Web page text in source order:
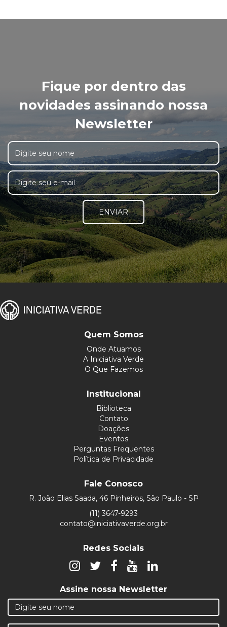
Fique por dentro das
novidades assinando nossa
Newsletter
ENVIAR
Quem Somos
Onde Atuamos
A Iniciativa Verde
O Que Fazemos
Institucional
Biblioteca
Contato
Doações
Eventos
Perguntas Frequentes
Política de Privacidade
Fale Conosco
R. João Elias Saada, 46 Pinheiros, São Paulo - SP
(11) 3647-9293
contato@iniciativaverde.org.br
Redes Sociais
Assine nossa Newsletter